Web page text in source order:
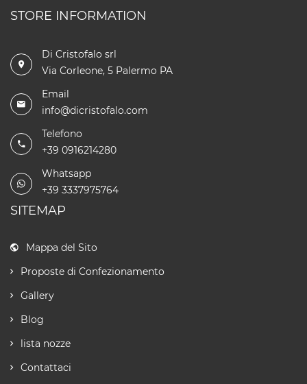
STORE INFORMATION
Di Cristofalo srl
Via Corleone, 5 Palermo PA
Email
info@dicristofalo.com
Telefono
+39 0916214280
Whatsapp
+39 3337975764
SITEMAP
Mappa del Sito
Proposte di Confezionamento
Gallery
Blog
lista nozze
Contattaci